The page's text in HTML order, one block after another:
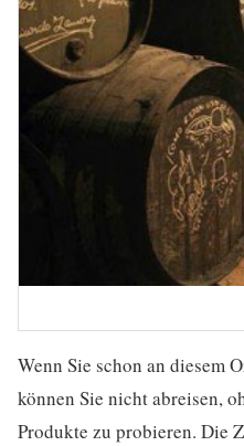
Wenn Sie schon an diesem
können Sie nicht abreisen,
Produkte zu probieren. Die